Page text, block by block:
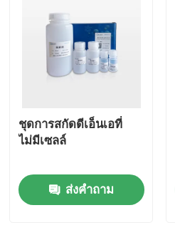
ชุดการสกัดดีเอ็นเอที่
ไม่มีเซลล์
ส่งคำถาม